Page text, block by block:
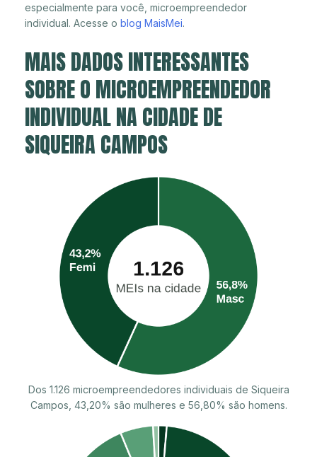
especialmente para você, microempreendedor
individual. Acesse o blog MaisMei.
MAIS DADOS INTERESSANTES
SOBRE O MICROEMPREENDEDOR
INDIVIDUAL NA CIDADE DE
SIQUEIRA CAMPOS
Dos 1.126 microempreendedores individuais de Siqueira
Campos, 43,20% são mulheres e 56,80% são homens.